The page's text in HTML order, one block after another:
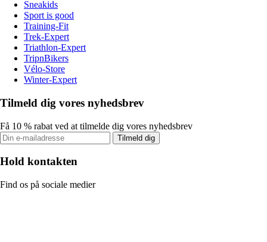
Sneakids
Sport is good
Training-Fit
Trek-Expert
Triathlon-Expert
TripnBikers
Vélo-Store
Winter-Expert
Tilmeld dig vores nyhedsbrev
Få 10 % rabat ved at tilmelde dig vores nyhedsbrev
Tilmeld dig
Hold kontakten
Find os på sociale medier